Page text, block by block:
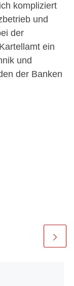
kompliziert
und
der
ein
und
der Banken